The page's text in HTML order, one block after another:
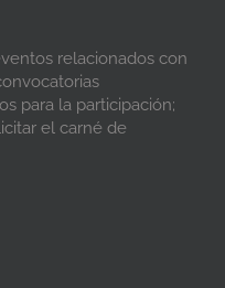
relacionados con
para la participación;
el carné de